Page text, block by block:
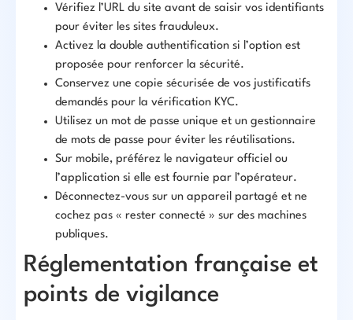
Vérifiez l’URL du site avant de saisir vos identifiants
pour éviter les sites frauduleux.
Activez la double authentification si l’option est
proposée pour renforcer la sécurité.
Conservez une copie sécurisée de vos justificatifs
demandés pour la vérification KYC.
Utilisez un mot de passe unique et un gestionnaire
de mots de passe pour éviter les réutilisations.
Sur mobile, préférez le navigateur officiel ou
l’application si elle est fournie par l’opérateur.
Déconnectez-vous sur un appareil partagé et ne
cochez pas « rester connecté » sur des machines
publiques.
Réglementation française et
points de vigilance